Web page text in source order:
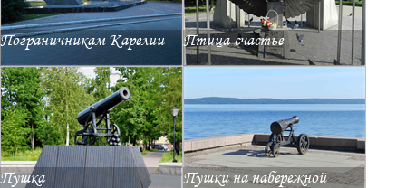
Пограничникам Карелии Птица-счастье
Пушка Пушки на набережной